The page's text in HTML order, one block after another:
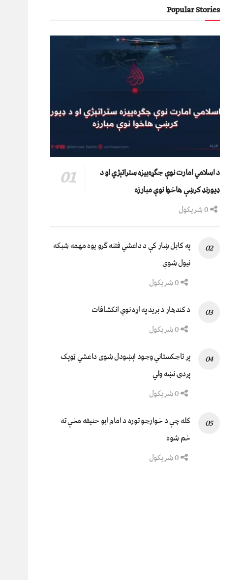
Popular Stories
د اسلامي امارت نوې جګړه‌ییزه ستراتېژي او د
ډیورنډ کرښې هاخوا نوې مبارزه
په کابل ښار کې د داعشي فتنه ګرو يوه مهمه شبکه
نيول شوې
د کندهار د برید په اړه نوي انکشافات
پر تاجکستاني وجود اېښودل شوی داعشي ټوپک
پردۍ نښه ولي
کله چې د خوارجو توره د امام ابو حنیفه مخې ته
خم شوه